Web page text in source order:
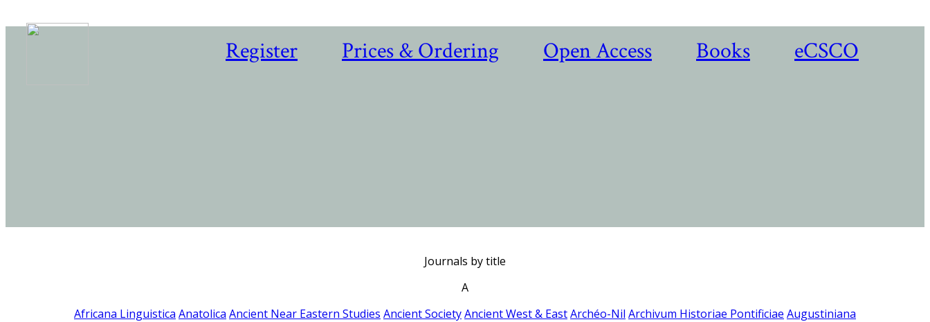
Register Prices & Ordering Open Access Books eCSCO
Journals by title
A
Africana Linguistica Anatolica Ancient Near Eastern Studies Ancient SocietyAncient West & EastArchéo-Nil Archivum Historiae Pontificiae Augustiniana